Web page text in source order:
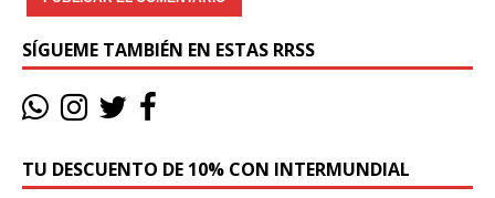
SÍGUEME TAMBIÉN EN ESTAS RRSS
TU DESCUENTO DE 10% CON INTERMUNDIAL